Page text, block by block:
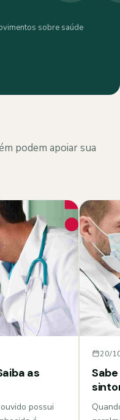
sobre saúde
podem apoiar sua
as
possui
20/